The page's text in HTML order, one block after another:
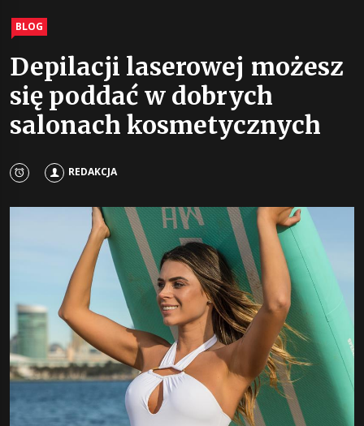
BLOG
Depilacji laserowej możesz
się poddać w dobrych
salonach kosmetycznych
REDAKCJA